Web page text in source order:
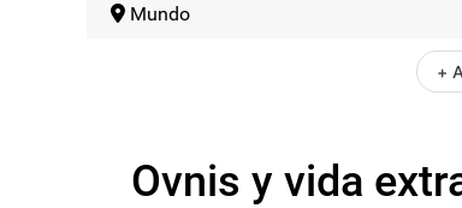
Mundo
+
Ovnis y vida